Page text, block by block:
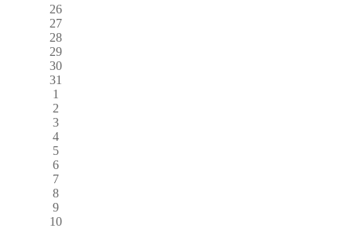
26
27
28
29
30
31
1
2
3
4
5
6
7
8
9
10